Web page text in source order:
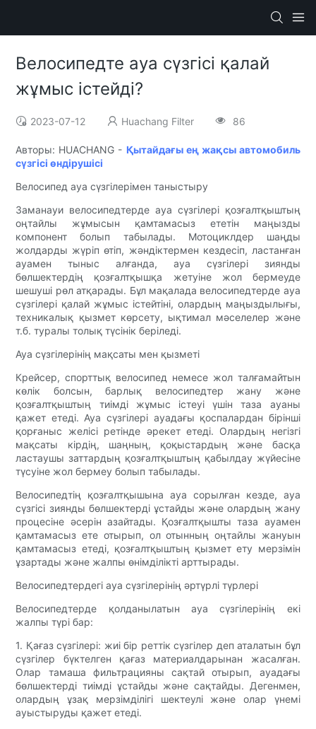
Велосипедте ауа сүзгісі қалай
жұмыс істейді?
2023-07-12 Huachang Filter 86
Авторы: HUACHANG - Қытайдағы ең жақсы автомобиль
сүзгісі өндірушісі
Велосипед ауа сүзгілерімен таныстыру
Заманауи велосипедтерде ауа сүзгілері қозғалтқыштың
оңтайлы жұмысын қамтамасыз ететін маңызды
компонент болып табылады. Мотоциклдер шаңды
жолдарды жүріп өтіп, жәндіктермен кездесіп, ластанған
ауамен тыныс алғанда, ауа сүзгілері зиянды
бөлшектердің қозғалтқышқа жетуіне жол бермеуде
шешуші рөл атқарады. Бұл мақалада велосипедтерде ауа
сүзгілері қалай жұмыс істейтіні, олардың маңыздылығы,
техникалық қызмет көрсету, ықтимал мәселелер және
т.б. туралы толық түсінік беріледі.
Ауа сүзгілерінің мақсаты мен қызметі
Крейсер, спорттық велосипед немесе жол талғамайтын
көлік болсын, барлық велосипедтер жану және
қозғалтқыштың тиімді жұмыс істеуі үшін таза ауаны
қажет етеді. Ауа сүзгілері ауадағы қоспалардан бірінші
қорғаныс желісі ретінде әрекет етеді. Олардың негізгі
мақсаты кірдің, шаңның, қоқыстардың және басқа
ластаушы заттардың қозғалтқыштың қабылдау жүйесіне
түсуіне жол бермеу болып табылады.
Велосипедтің қозғалтқышына ауа сорылған кезде, ауа
сүзгісі зиянды бөлшектерді ұстайды және олардың жану
процесіне әсерін азайтады. Қозғалтқышты таза ауамен
қамтамасыз ете отырып, ол отынның оңтайлы жануын
қамтамасыз етеді, қозғалтқыштың қызмет ету мерзімін
ұзартады және жалпы өнімділікті арттырады.
Велосипедтердегі ауа сүзгілерінің әртүрлі түрлері
Велосипедтерде қолданылатын ауа сүзгілерінің екі
жалпы түрі бар:
1. Қағаз сүзгілері: жиі бір реттік сүзгілер деп аталатын бұл
сүзгілер бүктелген қағаз материалдарынан жасалған.
Олар тамаша фильтрацияны сақтай отырып, ауадағы
бөлшектерді тиімді ұстайды және сақтайды. Дегенмен,
олардың ұзақ мерзімділігі шектеулі және олар үнемі
ауыстыруды қажет етеді.